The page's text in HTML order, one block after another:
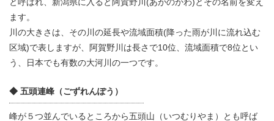
と呼ばれ、新潟県に入ると阿賀野川(あがのかわ)とその名前を変え
ます。
川の大きさは、その川の延長や流域面積(降った雨が川に流れ込む
区域)で表しますが、阿賀野川は長さで10位、流域面積で8位とい
う、日本でも有数の大河川の一つです。
◆ 五頭連峰（ごずれんぽう）
峰が５つ並んでいるところから五頭山（いつむりやま）とも呼ば